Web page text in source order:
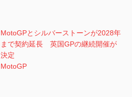
MotoGPとシルバーストーンが2028年
まで契約延長 英国GPの継続開催が
決定
MotoGP